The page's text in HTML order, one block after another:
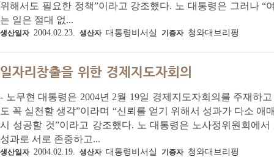
위해서도 필요한 정책”이라고 강조했다. 노 대통령은 그러나
는 일은 절대 없...
생산일자 2004.02.23. 생산자 대통령비서실 기증자 청와대브리핑
일자리창출을 위한 경제지도자회의
- 노무현 대통령은 2004년 2월 19일 경제지도자회의를 주재하
도 꼭 실천할 생각”이라며 “신뢰를 얻기 위해서 성과가 다소
시 성공할 것”이라고 강조했다. 노 대통령은 노사정위원회에
성과로 서로 존중하고...
생산일자 2004.02.19. 생산자 대통령비서실 기증자 청와대브리핑